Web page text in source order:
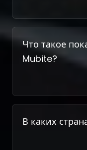
Что такое
Mubite?
В каких